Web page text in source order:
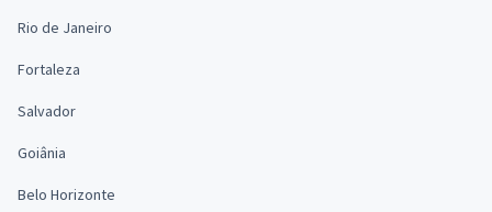
Rio de Janeiro
Fortaleza
Salvador
Goiânia
Belo Horizonte